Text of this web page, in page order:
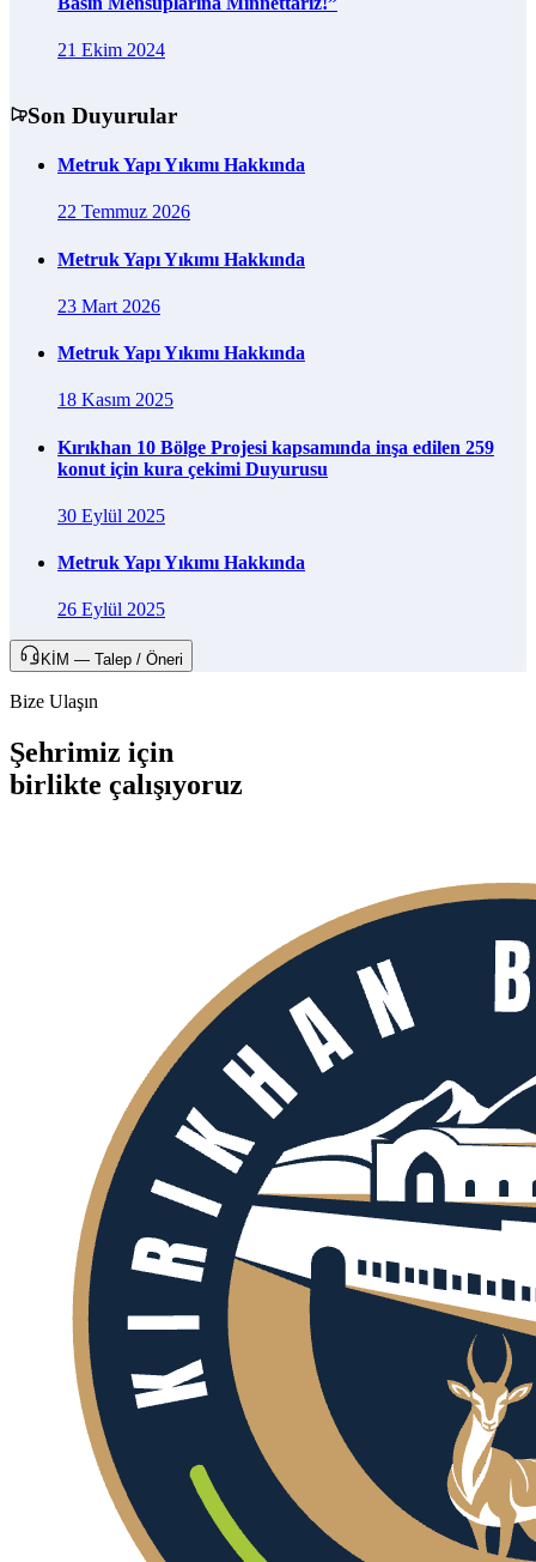
21 Ekim 2024
Son Duyurular
Metruk Yapı Yıkımı Hakkında
22 Temmuz 2026
Metruk Yapı Yıkımı Hakkında
23 Mart 2026
Metruk Yapı Yıkımı Hakkında
18 Kasım 2025
Kırıkhan 10 Bölge Projesi kapsamında inşa edilen 259
konut için kura çekimi Duyurusu
30 Eylül 2025
Metruk Yapı Yıkımı Hakkında
26 Eylül 2025
KİM — Talep / Öneri
Bize Ulaşın
Şehrimiz için
birlikte çalışıyoruz